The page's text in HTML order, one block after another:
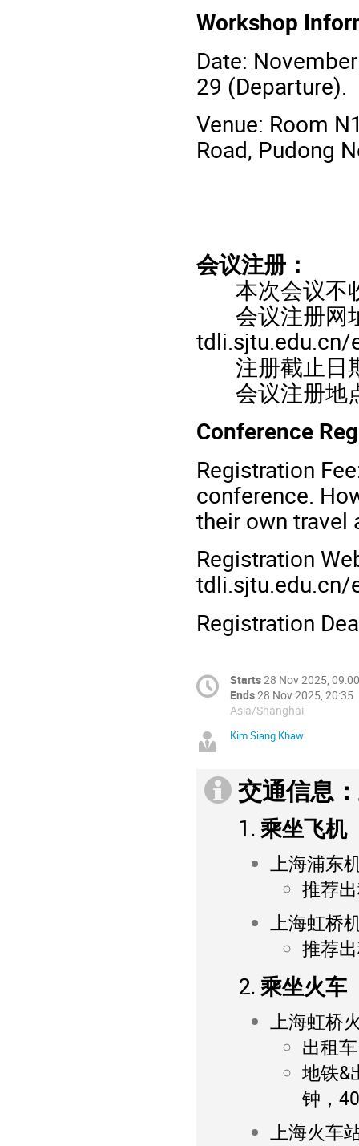
Workshop
Date:
29 (Departure).
Venue: Room
Road, Pudong
会议注册：
本次会议不
会议注册网
注册截止日
会议注册地
Conference
Registration
conference.
their own
Registration
Registration
Starts28 Nov 2025, 09:00
Ends28 Nov 2025, 20:35
Asia/Shanghai
Kim Siang Khaw
交通信息
1. 乘坐飞机
上海浦东
推荐
上海虹桥
推荐
2. 乘坐火车
上海虹桥
出租
地铁&
钟，
上海火车